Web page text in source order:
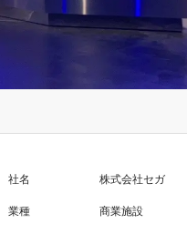
社名 株式会社セガ
業種 商業施設